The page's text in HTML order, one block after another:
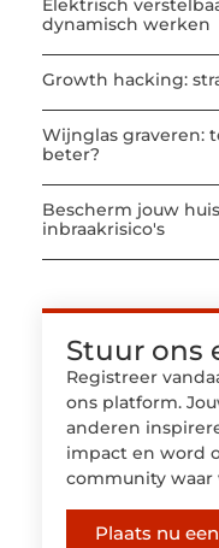
Elektrisch
dynamisch werken
Growth hacking:
Wijnglas graveren:
beter?
Bescherm jouw
inbraakrisico's
Stuur ons
Registreer
ons platform.
anderen
impact en word
community waar
Plaats nu